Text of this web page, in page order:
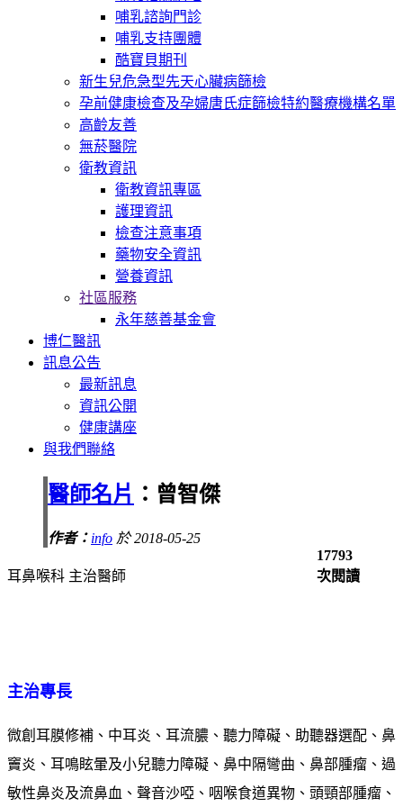
哺乳諮詢門診
哺乳支持團體
酷寶貝期刊
新生兒危急型先天心臟病篩檢
孕前健康檢查及孕婦唐氏症篩檢特約醫療機構名單
高齡友善
無菸醫院
衛教資訊
衛教資訊專區
護理資訊
檢查注意事項
藥物安全資訊
營養資訊
社區服務
永年慈善基金會
博仁醫訊
訊息公告
最新訊息
資訊公開
健康講座
與我們聯絡
醫師名片 ：曾智傑
作者： info 於 2018-05-25
17793
次閱讀
耳鼻喉科 主治醫師
主治專長
微創耳膜修補、中耳炎、耳流膿、聽力障礙、助聽器選配、鼻
竇炎、耳鳴眩暈及小兒聽力障礙、鼻中隔彎曲、鼻部腫瘤、過
敏性鼻炎及流鼻血、聲音沙啞、咽喉食道異物、頭頸部腫瘤、